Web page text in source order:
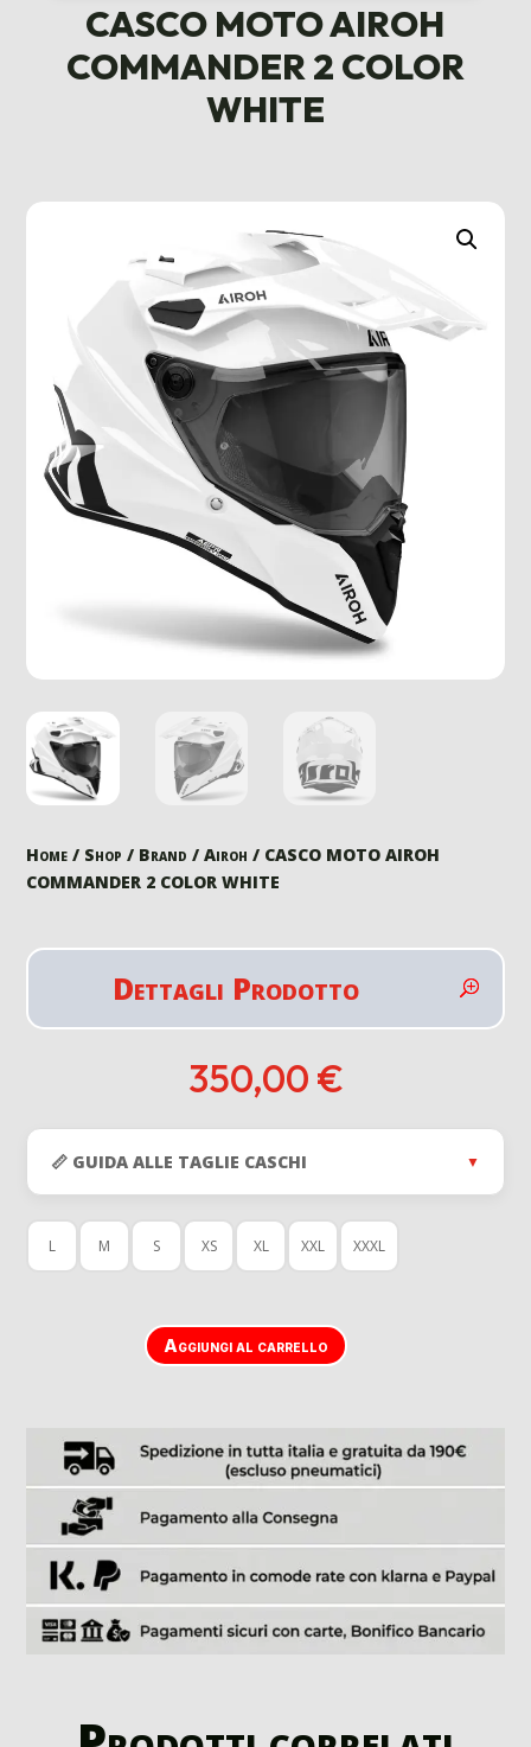
CASCO MOTO AIROH
COMMANDER 2 COLOR
WHITE
Home / Shop / Brand /Airoh / CASCO MOTO AIROH
COMMANDER 2 COLOR WHITE
Dettagli Prodotto
350,00 €
📏 GUIDA ALLE TAGLIE CASCHI ▼
L M S XS XL XXL XXXL
Aggiungi al carrello